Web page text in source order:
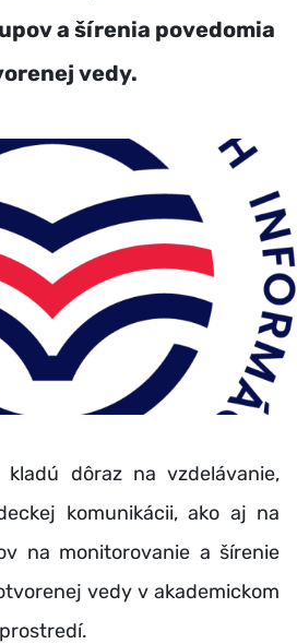
a šírenia povedomia
vedy.
dôraz na vzdelávanie,
komunikácii, ako aj na
na monitorovanie a šírenie
vedy v akademickom